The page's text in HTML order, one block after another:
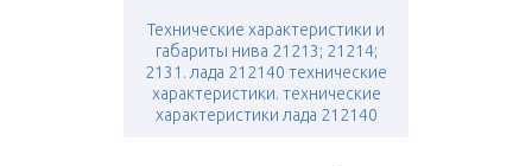
Технические характеристики и
габариты нива 21213; 21214;
2131. лада 212140 технические
характеристики. технические
характеристики лада 212140